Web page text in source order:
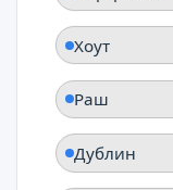
Хоут
Раш
Дублин